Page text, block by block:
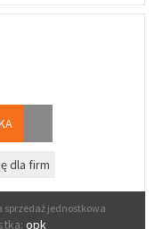
dla firm
sprzedaż jednostkowa
opk